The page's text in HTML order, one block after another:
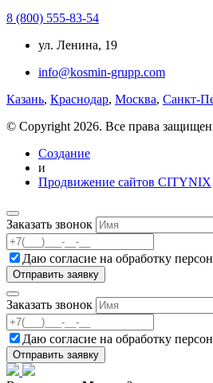
8 (800) 555-83-54
ул. Ленина, 19
info@kosmin-grupp.com
Казань, Краснодар, Москва, Санкт-
© Copyright 2026. Все права
Создание
и
Продвижение сайтов CITYNIX
Заказать звонок
Даю согласие на обработку
Заказать звонок
Даю согласие на обработку